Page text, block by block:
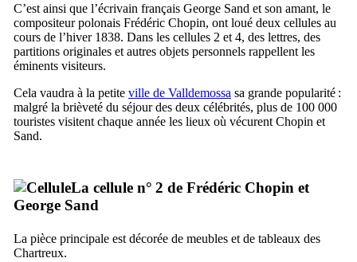
C’est ainsi que l’écrivain français George Sand et son amant, le
compositeur polonais Frédéric Chopin, ont loué deux cellules au
cours de l’hiver 1838. Dans les cellules 2 et 4, des lettres, des
partitions originales et autres objets personnels rappellent les
éminents visiteurs.
Cela vaudra à la petite ville de Valldemossa sa grande popularité :
malgré la brièveté du séjour des deux célébrités, plus de 100 000
touristes visitent chaque année les lieux où vécurent Chopin et
Sand.
La cellule n° 2 de Frédéric Chopin et
George Sand
La pièce principale est décorée de meubles et de tableaux des
Chartreux.